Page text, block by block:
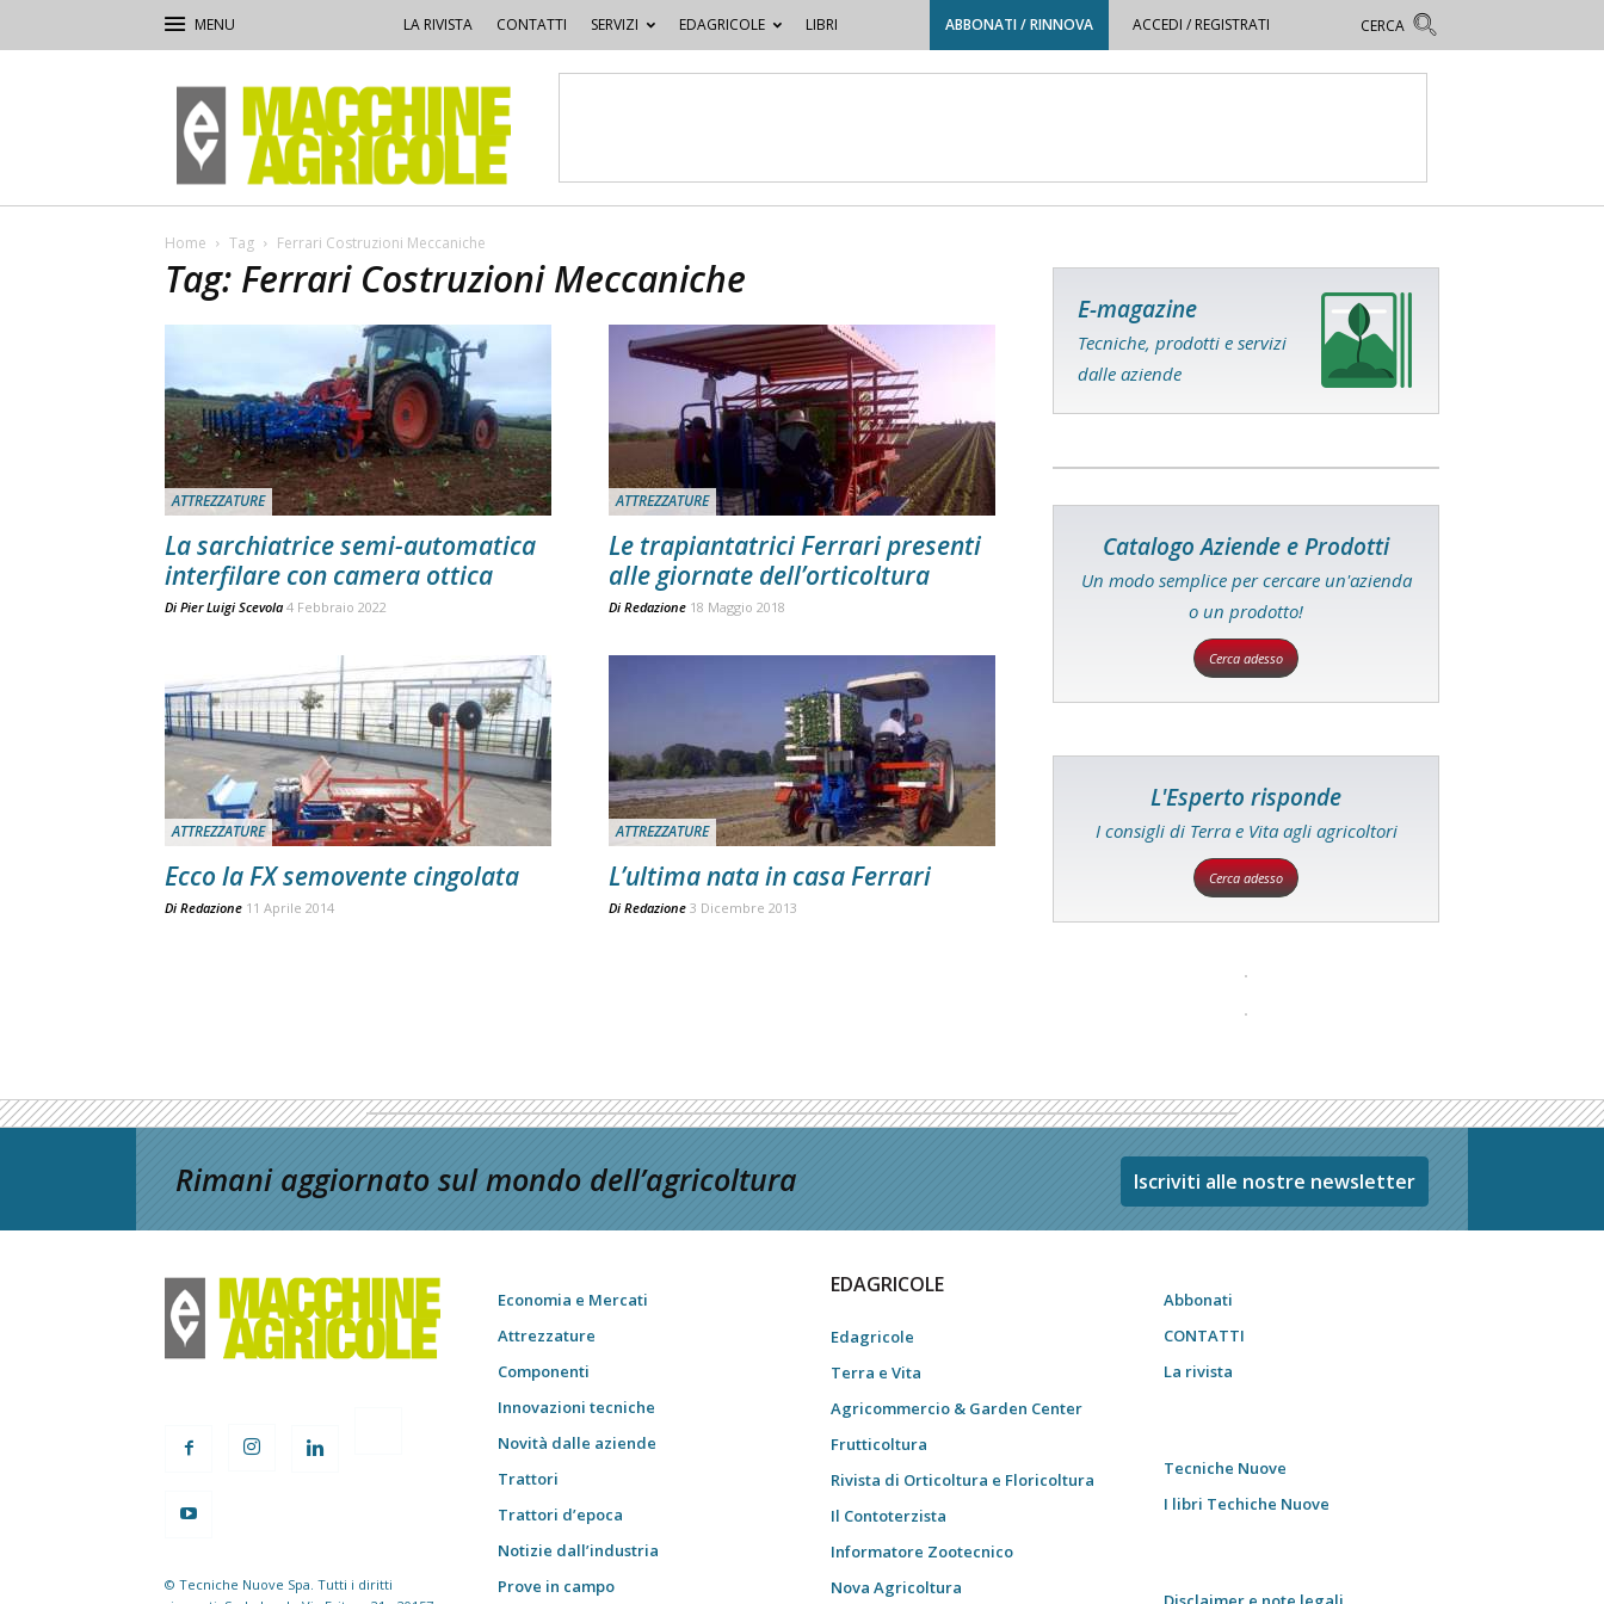
LA RIVISTA CONTATTI SERVIZI EDAGRICOLE LIBRI ABBONATI / RINNOVA ACCEDI / REGISTRATI
Macchine
Agricole
Home Tag Ferrari Costruzioni Meccaniche
Tag: Ferrari Costruzioni Meccaniche
ATTREZZATURE
La sarchiatrice semi-automatica
interfilare con camera ottica
Di Pier Luigi Scevola 4 Febbraio 2022
ATTREZZATURE
Le trapiantatrici Ferrari presenti
alle giornate dell’orticoltura
Di Redazione 18 Maggio 2018
ATTREZZATURE
Ecco la FX semovente cingolata
Di Redazione 11 Aprile 2014
ATTREZZATURE
L’ultima nata in casa Ferrari
Di Redazione 3 Dicembre 2013
E-magazine
Tecniche, prodotti e servizi
dalle aziende
Catalogo Aziende e Prodotti
Un modo semplice per cercare un'azienda
o un prodotto!
Cerca adesso
L'Esperto risponde
I consigli di Terra e Vita agli agricoltori
Cerca adesso
Rimani aggiornato sul mondo dell’agricoltura Iscriviti alle nostre newsletter
© Tecniche Nuove Spa. Tutti i diritti
Economia e Mercati
Attrezzature
Componenti
Innovazioni tecniche
Novità dalle aziende
Trattori
Trattori d’epoca
Notizie dall’industria
Prove in campo
EDAGRICOLE
Edagricole
Terra e Vita
Agricommercio & Garden Center
Frutticoltura
Rivista di Orticoltura e Floricoltura
Il Contoterzista
Informatore Zootecnico
Nova Agricoltura
Abbonati
CONTATTI
La rivista
Tecniche Nuove
I libri Techiche Nuove